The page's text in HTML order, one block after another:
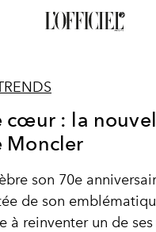
cœur : la
Moncler
son 70e
de son
à reinventer un de